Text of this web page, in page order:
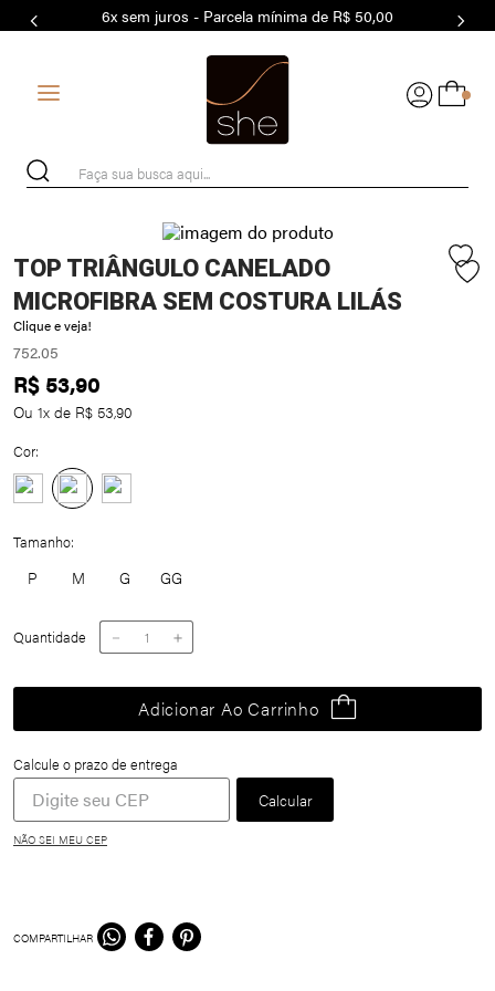
6x sem juros - Parcela mínima de R$ 50,00
0
Faça sua busca aqui...
TOP TRIÂNGULO CANELADO
MICROFIBRA SEM COSTURA LILÁS
Clique e veja!
752.05
R$ 53,90
Ou 1x de R$ 53,90
Cor:
Tamanho
G GG
M
P
Quantidade ＋
－
Adicionar Ao Carrinho
NÃO SEI MEU CEP
COMPARTILHAR
7º MODAL